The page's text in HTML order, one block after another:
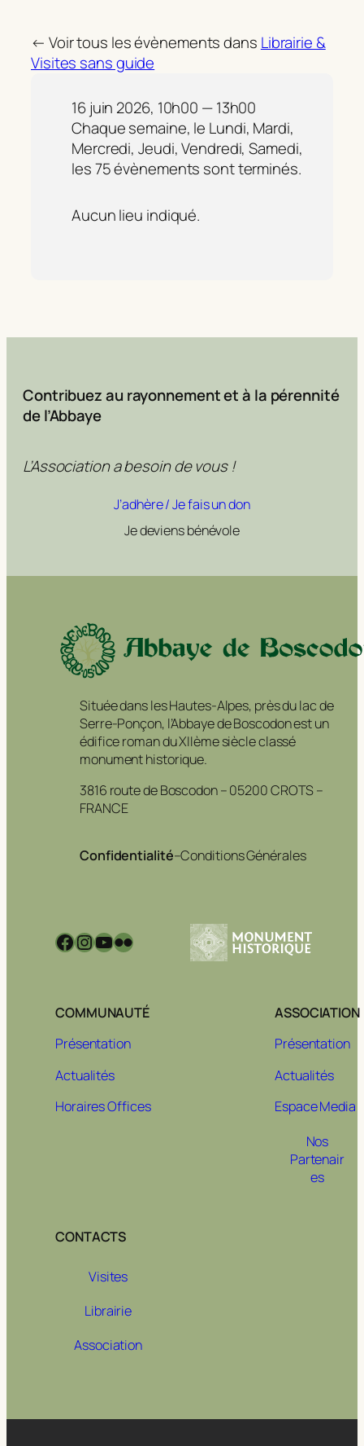
← Voir tous les évènements dans Librairie &
Visites sans guide
16 juin 2026, 10h00 — 13h00
Chaque semaine, le Lundi, Mardi,
Mercredi, Jeudi, Vendredi, Samedi,
les 75 évènements sont terminés.
Aucun lieu indiqué.
Contribuez au rayonnement et à la pérennité
de l’Abbaye
L’Association a besoin de vous !
J’adhère / Je fais un don
Je deviens bénévole
Située dans les Hautes-Alpes, près du lac de
Serre-Ponçon, l’Abbaye de Boscodon est un
édifice roman du XIIème siècle classé
monument historique.
3816 route de Boscodon – 05200 CROTS –
FRANCE
Confidentialité–Conditions Générales
Facebook
Instagram
YouTube
Flickr
COMMUNAUTÉ
Présentation
Actualités
Horaires Offices
ASSOCIATION
Présentation
Actualités
Espace Media
Nos
Partenair
es
CONTACTS
Visites
Librairie
Association